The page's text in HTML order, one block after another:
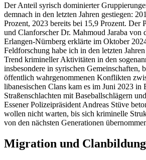
Der Anteil syrisch dominierter
demnach in den letzten Jahren gestiegen:
Prozent, 2023 bereits bei 15,9 Prozent. Der
und Clanforscher Dr. Mahmoud Jaraba von
Erlangen-Nürnberg erklärte im Oktober
Feldforschung habe ich in den letzten
Trend krimineller Aktivitäten in den
insbesondere in syrischen Gemeinschaften,
öffentlich wahrgenommenen Konflikten
libanesischen Clans kam es im Juni 2023 in
Straßenschlachten mit Baseballschlägern
Essener Polizeipräsident Andreas Stüve
wollen nicht warten, bis sich kriminelle
von den nächsten Generationen
Migration und Clanbildung